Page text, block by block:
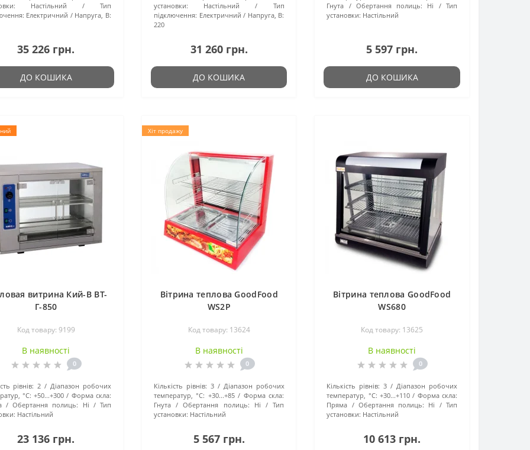
Настільний
Тип
Електричний
Напруга, В:
35 226 грн.
ДО КОШИКА
установки:
Настільний
Тип
підключення: Електричний
Напруга, В:
220
31 260 грн.
ДО КОШИКА
Гнута
Обертання полиць: Ні
Тип
установки: Настільний
5 597 грн.
ДО КОШИКА
витрина Кий-В ВТ-
Г-850
Код товару: 9199
В наявності
0
рівнів: 2
Діапазон робочих
°C: +50...+300
Форма скла:
Обертання полиць: Ні
Тип
Настільний
23 136 грн.
Хіт продажу
Вітрина теплова GoodFood
WS2P
Код товару: 13624
В наявності
0
Кількість рівнів: 3
Діапазон робочих
температур, °C: +30...+85
Форма скла:
Гнута
Обертання полиць: Ні
Тип
установки: Настільний
5 567 грн.
Вітрина теплова GoodFood
WS680
Код товару: 13625
В наявності
0
Кількість рівнів: 3
Діапазон робочих
температур, °C: +30...+110
Форма скла:
Пряма
Обертання полиць: Ні
Тип
установки: Настільний
10 613 грн.